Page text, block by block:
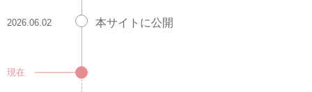
2026.06.02 本サイトに公開
現在